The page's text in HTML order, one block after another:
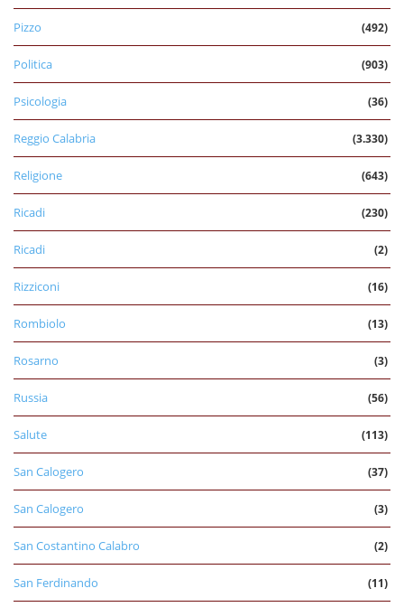
Pizzo (492)
Politica (903)
Psicologia (36)
Reggio Calabria (3.330)
Religione (643)
Ricadi (230)
Ricadi (2)
Rizziconi (16)
Rombiolo (13)
Rosarno (3)
Russia (56)
Salute (113)
San Calogero (37)
San Calogero (3)
San Costantino Calabro (2)
San Ferdinando (11)